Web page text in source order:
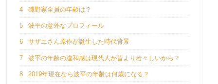
4 磯野家全員の年齢は？
5 波平の意外なプロフィール
6 サザエさん原作が誕生した時代背景
7 波平の年齢の違和感は現代人が昔より若々しいから？
8 2019年現在なら波平の年齢は何歳になる？